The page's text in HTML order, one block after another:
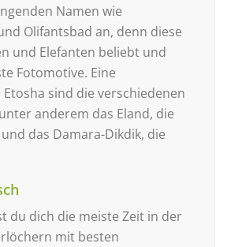
Namen wie
Olifantsbad an, denn diese
und Elefanten beliebt und
Fotomotive. Eine
sind die verschiedenen
anderem das Eland, die
das Damara-Dikdik, die
du dich die meiste Zeit in der
mit besten